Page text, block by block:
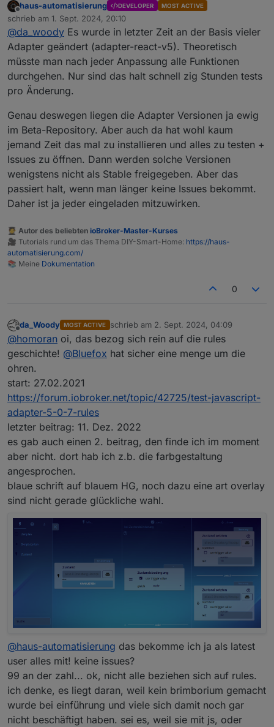
dann nichts mehr tut.
Offline
haus-automatisierung DEVELOPER MOST ACTIVE
schrieb am 1. Sept. 2024, 20:10
zuletzt editiert von
@da_woody Es wurde in letzter Zeit an der Basis vieler
Adapter geändert (adapter-react-v5). Theoretisch
müsste man nach jeder Anpassung alle Funktionen
durchgehen. Nur sind das halt schnell zig Stunden tests
pro Änderung.
Genau deswegen liegen die Adapter Versionen ja ewig
im Beta-Repository. Aber auch da hat wohl kaum
jemand Zeit das mal zu installieren und alles zu testen +
Issues zu öffnen. Dann werden solche Versionen
wenigstens nicht als Stable freigegeben. Aber das
passiert halt, wenn man länger keine Issues bekommt.
Daher ist ja jeder eingeladen mitzuwirken.
🧑‍🎓 Autor des beliebten ioBroker-Master-Kurses
🎥 Tutorials rund um das Thema DIY-Smart-Home: https://haus-
automatisierung.com/
📚 Meine Dokumentation
0
Offline
da_Woody MOST ACTIVE schrieb am 2. Sept. 2024, 04:09
zuletzt editiert von
@homoran oi, das bezog sich rein auf die rules
geschichte! @Bluefox hat sicher eine menge um die
ohren.
start: 27.02.2021
https://forum.iobroker.net/topic/42725/test-javascript-
adapter-5-0-7-rules
letzter beitrag: 11. Dez. 2022
es gab auch einen 2. beitrag, den finde ich im moment
aber nicht. dort hab ich z.b. die farbgestaltung
angesprochen.
blaue schrift auf blauem HG, noch dazu eine art overlay
sind nicht gerade glückliche wahl.
@haus-automatisierung das bekomme ich ja als latest
user alles mit! keine issues?
99 an der zahl... ok, nicht alle beziehen sich auf rules.
ich denke, es liegt daran, weil kein brimborium gemacht
wurde bei einführung und viele sich damit noch gar
nicht beschäftigt haben. sei es, weil sie mit js, oder